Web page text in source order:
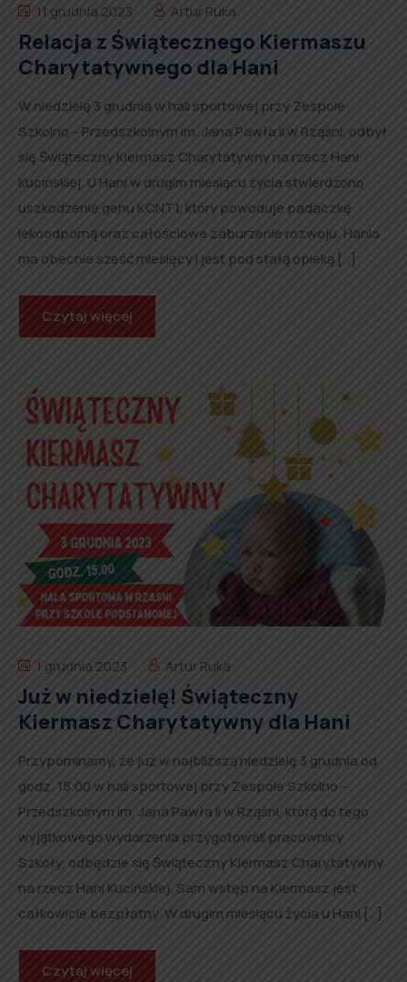
11 grudnia 2023 Artur Ruka
Relacja z Świątecznego Kiermaszu
Charytatywnego dla Hani
W niedzielę 3 grudnia w hali sportowej przy Zespole
Szkolno – Przedszkolnym im. Jana Pawła II w Rząśni, odbył
się Świąteczny Kiermasz Charytatywny na rzecz Hani
Kucińskiej. U Hani w drugim miesiącu życia stwierdzono
uszkodzenie genu KCNT1, który powoduje padaczkę
lekoodporną oraz całościowe zaburzenie rozwoju. Hania
ma obecnie sześć miesięcy i jest pod stałą opieką […]
Czytaj więcej
1 grudnia 2023 Artur Ruka
Już w niedzielę! Świąteczny
Kiermasz Charytatywny dla Hani
Przypominamy, że już w najbliższą niedzielę 3 grudnia od
godz. 15.00 w hali sportowej przy Zespole Szkolno –
Przedszkolnym im. Jana Pawła II w Rząśni, którą do tego
wyjątkowego wydarzenia przygotowali pracownicy
Szkoły, odbędzie się Świąteczny Kiermasz Charytatywny
na rzecz Hani Kucińskiej. Sam wstęp na Kiermasz jest
całkowicie bezpłatny. W drugim miesiącu życia u Hani […]
Czytaj więcej